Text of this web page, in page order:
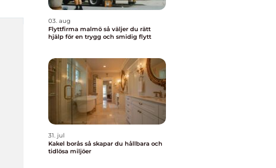
03. aug
Flyttfirma malmö så väljer du rätt
hjälp för en trygg och smidig flytt
31. jul
Kakel borås så skapar du hållbara och
tidlösa miljöer